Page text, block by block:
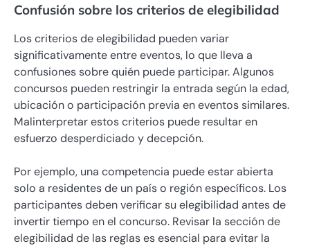
Confusión sobre los criterios de elegibilidad
Los criterios de elegibilidad pueden variar
significativamente entre eventos, lo que lleva a
confusiones sobre quién puede participar. Algunos
concursos pueden restringir la entrada según la edad,
ubicación o participación previa en eventos similares.
Malinterpretar estos criterios puede resultar en
esfuerzo desperdiciado y decepción.
Por ejemplo, una competencia puede estar abierta
solo a residentes de un país o región específicos. Los
participantes deben verificar su elegibilidad antes de
invertir tiempo en el concurso. Revisar la sección de
elegibilidad de las reglas es esencial para evitar la